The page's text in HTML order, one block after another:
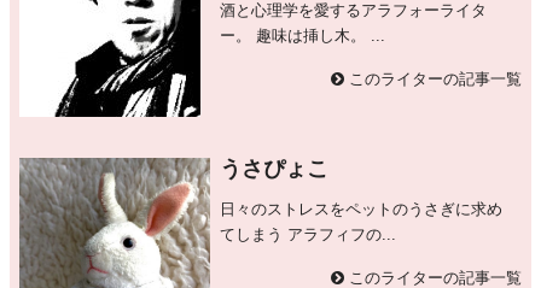
酒と心理学を愛するアラフォーライタ
ー。 趣味は挿し木。 ...
このライターの記事一覧
うさぴょこ
日々のストレスをペットのうさぎに求め
てしまう アラフィフの...
このライターの記事一覧